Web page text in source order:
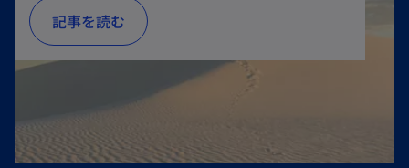
記事を読む
新
し
で